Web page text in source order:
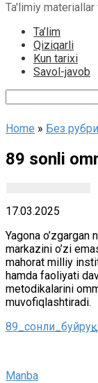
content
Ta'limiy
Ta’lim
Qiziqarli
Kun tarixi
Savol-javob
Home » Без
89 sonli
17.03.2025
Yagona
markazini o’zi
mahorat milliy
hamda faoliyati
metodikalarini
muvofiqlashtiradi.
Manba